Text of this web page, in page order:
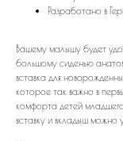
Разработано в
Вашему малышу будет
большому сиденью
вставка для
которое так важно в
комфорта детей
вставку и вкладыш можно